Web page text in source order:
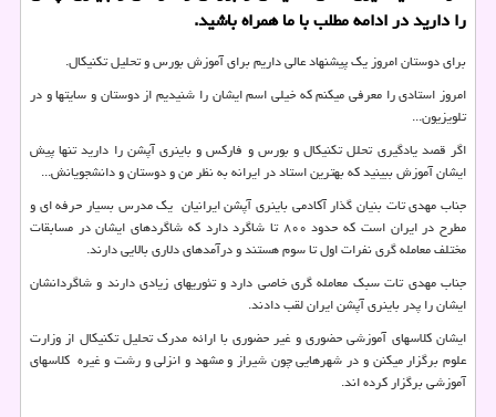
را دارید در ادامه مطلب با ما همراه باشید.
برای دوستان امروز یک پیشنهاد عالی داریم برای آموزش بورس و تحلیل تکنیکال.
امروز استادی را معرفی میکنم که خیلی اسم ایشان را شنیدیم از دوستان و سایتها و در
تلویزیون...
اگر قصد یادگیری تحلل تکنیکال و بورس و فارکس و باینری آپشن را دارید تنها پیش
ایشان آموزش ببینید که بهترین استاد در ایرانه به نظر من و دوستان و دانشجویانش...
جناب مهدی تات بنیان گذار آکادمی باینری آپشن ایرانیان یک مدرس بسیار حرفه ای و
مطرح در ایران است که حدود ۸۰۰ تا شاگرد دارد که شاگردهای ایشان در مسابقات
مختلف معامله گری نفرات اول تا سوم هستند و درآمدهای دلاری بالایی دارند.
جناب مهدی تات سبک معامله گری خاصی دارد و تئوریهای زیادی دارند و شاگردانشان
ایشان را پدر باینری آپشن ایران لقب دادند.
ایشان کلاسهای آموزشی حضوری و غیر حضوری با ارائه مدرک تحلیل تکنیکال از وزارت
علوم برگزار میکنن و در شهرهایی چون شیراز و مشهد و انزلی و رشت و غیره کلاسهای
آموزشی برگزار کرده اند.